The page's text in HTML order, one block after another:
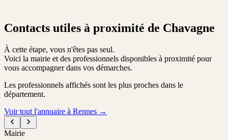
Contacts utiles à proximité de Chavagne
À cette étape, vous n'êtes pas seul.
Voici la mairie et des professionnels disponibles à proximité pour
vous accompagner dans vos démarches.
Les professionnels affichés sont les plus proches dans le
département.
Voir tout l'annuaire à Rennes →
Mairie